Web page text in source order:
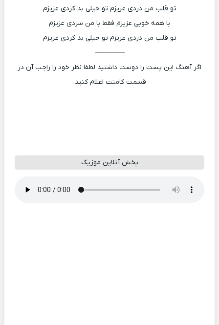
تو قلب من دردی عزیزم تو خیلی بد کردی عزیزم
با همه خوبی عزیزم فقط با من سردی عزیزم
تو قلب من دردی عزیزم تو خیلی بد کردی عزیزم
————-
اگر آهنگ این پست را دوست داشتید لطفا نظر خود را راجب آن در
قسمت کامنت اعلام کنید.
پخش آنلاین موزیک